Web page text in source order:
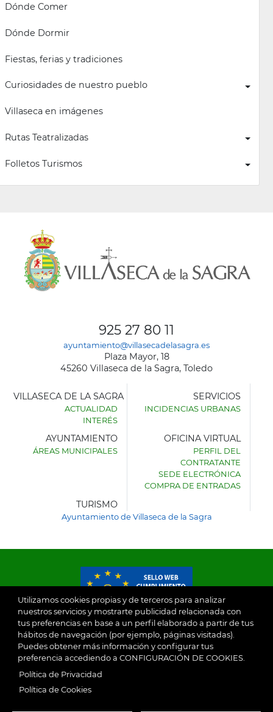
Dónde Comer
Dónde Dormir
Fiestas, ferias y tradiciones
Curiosidades de nuestro pueblo
Villaseca en imágenes
Rutas Teatralizadas
Folletos Turismos
Utilizamos cookies propias y de terceros para analizar
nuestros servicios y mostrarte publicidad relacionada con
tus preferencias en base a un perfil elaborado a partir de tus
hábitos de navegación (por ejemplo, páginas visitadas).
Puedes obtener más información y configurar tus
preferencia accediendo a CONFIGURACIÓN DE COOKIES.
Política de Privacidad
Política de Cookies
925 27 80 11
ayuntamiento@villasecadelasagra.es
Plaza Mayor, 18
45260 Villaseca de la Sagra, Toledo
AYUNTAMIENTO
VILLASECA DE LA SAGRA
ACTUALIDAD
INTERÉS
SERVICIOS
INCIDENCIAS URBANAS
AYUNTAMIENTO
ÁREAS MUNICIPALES
OFICINA VIRTUAL
PERFIL DEL
CONTRATANTE
SEDE ELECTRÓNICA
COMPRA DE ENTRADAS
TURISMO
Ayuntamiento de Villaseca de la Sagra
© 2026
Ayuntamiento de Villaseca de la Sagra Aviso Legal